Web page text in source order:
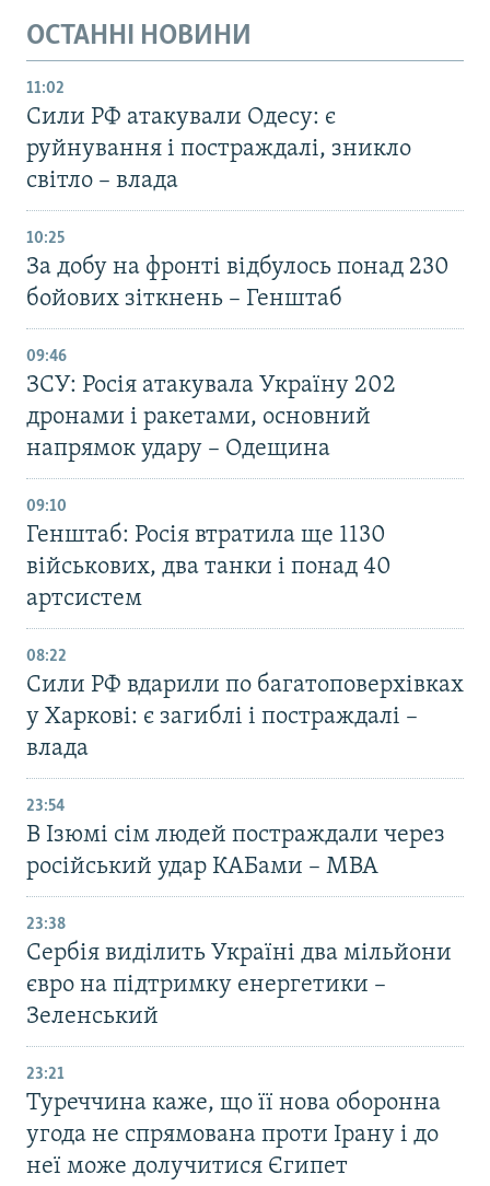
ОСТАННІ НОВИНИ
11:02
Сили РФ атакували Одесу: є
руйнування і постраждалі, зникло
світло – влада
10:25
За добу на фронті відбулось понад 230
бойових зіткнень – Генштаб
09:46
ЗСУ: Росія атакувала Україну 202
дронами і ракетами, основний
напрямок удару – Одещина
09:10
Генштаб: Росія втратила ще 1130
військових, два танки і понад 40
артсистем
08:22
Сили РФ вдарили по багатоповерхівках
у Харкові: є загиблі і постраждалі –
влада
23:54
В Ізюмі сім людей постраждали через
російський удар КАБами – МВА
23:38
Сербія виділить Україні два мільйони
євро на підтримку енергетики –
Зеленський
23:21
Туреччина каже, що її нова оборонна
угода не спрямована проти Ірану і до
неї може долучитися Єгипет